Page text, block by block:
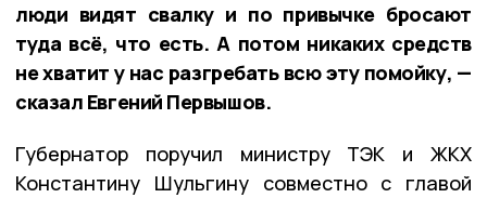
люди видят свалку и по привычке бросают
туда всё, что есть. А потом никаких средств
не хватит у нас разгребать всю эту помойку, —
сказал Евгений Первышов.
Губернатор поручил министру ТЭК и ЖКХ
Константину Шульгину совместно с главой